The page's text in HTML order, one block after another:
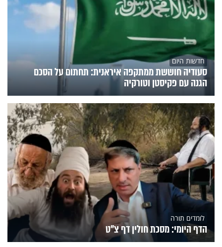
חדשות היום
סעודיה חוששת ממתקפה איראנית: תחתום על הסכם
הגנה עם פקיסטן וטורקיה
לומדים תורה
הדף היומי: מסכת חולין דף צ"ט